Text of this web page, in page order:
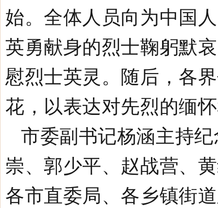
始。全体人员向为中国
英勇献身的烈士鞠躬默
慰烈士英灵。随后，各
花，以表达对先烈的缅
市委副书记杨涵主持
崇、郭少平、赵战营、
各市直委局、各乡镇街道